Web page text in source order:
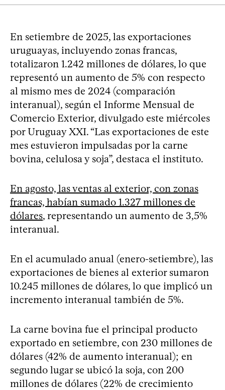
En setiembre de 2025, las exportaciones
uruguayas, incluyendo zonas francas,
totalizaron 1.242 millones de dólares, lo que
representó un aumento de 5% con respecto
al mismo mes de 2024 (comparación
interanual), según el Informe Mensual de
Comercio Exterior, divulgado este miércoles
por Uruguay XXI. “Las exportaciones de este
mes estuvieron impulsadas por la carne
bovina, celulosa y soja”, destaca el instituto.
En agosto, las ventas al exterior, con zonas
francas, habían sumado 1.327 millones de
dólares, representando un aumento de 3,5%
interanual.
En el acumulado anual (enero-setiembre), las
exportaciones de bienes al exterior sumaron
10.245 millones de dólares, lo que implicó un
incremento interanual también de 5%.
La carne bovina fue el principal producto
exportado en setiembre, con 230 millones de
dólares (42% de aumento interanual); en
segundo lugar se ubicó la soja, con 200
millones de dólares (22% de crecimiento